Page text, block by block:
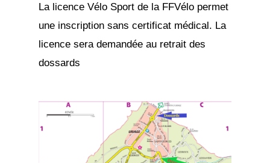
La licence Vélo Sport de la FFVélo permet
une inscription sans certificat médical. La
licence sera demandée au retrait des
dossards